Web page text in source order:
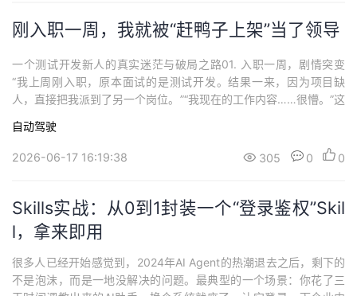
刚入职一周，我就被“赶鸭子上架”当了领导
一个测试开发新人的真实迷茫与破局之路01. 入职一周，剧情突变
“我上周刚入职，原本面试的是测试开发。结果一来，因为项目缺
人，直接把我派到了另一个岗位。”“我现在的工作内容……很懵。”这
学的“开场白”。他的语气里充满了困惑：“我现在的任务，是给和我
同期入职的外包同事分任务、写Case、分测试车……甚至还要处理
自动驾驶
2026-06-17 16:19:38 305 0 0
Skills实战：从0到1封装一个“登录鉴权”Skil
l，拿来即用
很多人已经开始感觉到，2024年AI Agent的热潮退去之后，剩下的
不是泡沫，而是一地没解决的问题。最典型的一个场景：你花了三